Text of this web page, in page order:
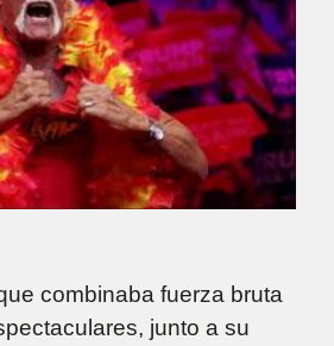
combinaba fuerza bruta
junto a su